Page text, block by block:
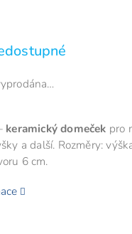
keramický domeček pro
a další. Rozměry:
6 cm.